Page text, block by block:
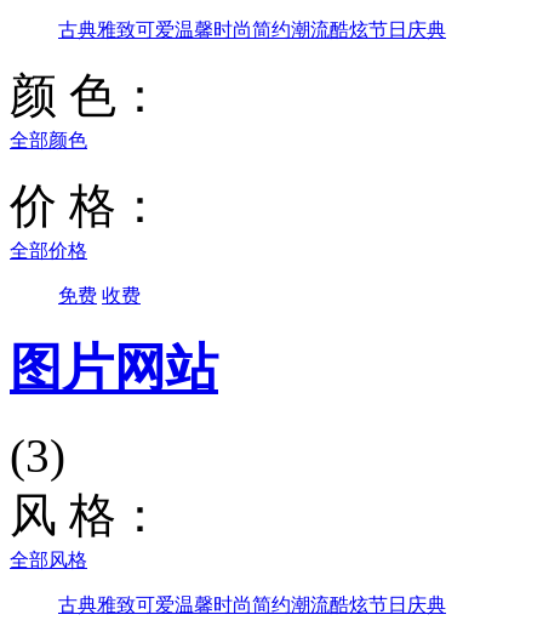
古典雅致可爱温馨时尚简约潮流酷炫节日庆典
颜 色：
全部颜色
价 格：
全部价格
免费 收费
图片网站
(3)
风 格：
全部风格
古典雅致可爱温馨时尚简约潮流酷炫节日庆典